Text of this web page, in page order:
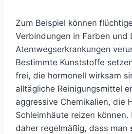
Zum Beispiel können
Verbindungen in Farben und
Atemwegserkrankungen
Bestimmte Kunststoffe
frei, die hormonell wirksam
alltägliche Reinigungsmittel
aggressive Chemikalien, die
Schleimhäute reizen können.
daher regelmäßig, dass man